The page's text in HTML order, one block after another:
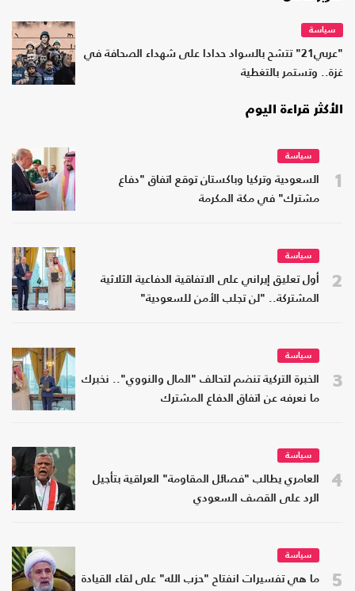
سياسة
"عربي21" تتشح بالسواد حدادا على شهداء الصحافة في
غزة.. وتستمر بالتغطية
الأكثر قراءة اليوم
1
سياسة
السعودية وتركيا وباكستان توقع اتفاق "دفاع
مشترك" في مكة المكرمة
2
سياسة
أول تعليق إيراني على الاتفاقية الدفاعية الثلاثية
المشتركة.. "لن تجلب الأمن للسعودية"
3
سياسة
الخبرة التركية تنضم لتحالف "المال والنووي".. نخبرك
ما نعرفه عن اتفاق الدفاع المشترك
4
سياسة
العامري يطالب "فصائل المقاومة" العراقية بتأجيل
الرد على القصف السعودي
5
سياسة
ما هي تفسيرات انفتاح "حزب الله" على لقاء القيادة